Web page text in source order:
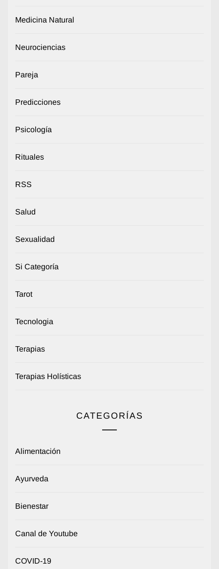
Medicina Natural
Neurociencias
Pareja
Predicciones
Psicología
Rituales
RSS
Salud
Sexualidad
Si Categoría
Tarot
Tecnologia
Terapias
Terapias Holísticas
CATEGORÍAS
Alimentación
Ayurveda
Bienestar
Canal de Youtube
COVID-19